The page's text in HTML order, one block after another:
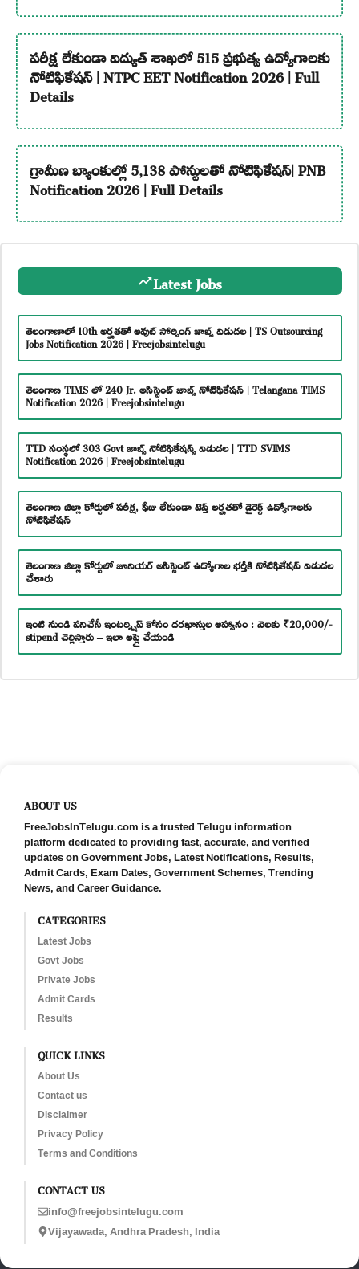
పరీక్ష లేకుండా విద్యుత్ శాఖలో 515 ప్రభుత్వ ఉద్యోగాలకు
నోటిఫికేషన్ | NTPC EET Notification 2026 | Full
Details
గ్రామీణ బ్యాంకుల్లో 5,138 పోస్టులతో నోటిఫికేషన్| PNB
Notification 2026 | Full Details
Latest Jobs
తెలంగాణాలో 10th అర్హతతో అవుట్ సోర్సింగ్ జాబ్స్ విడుదల | TS Outsourcing
Jobs Notification 2026 | Freejobsintelugu
తెలంగాణ TIMS లో 240 Jr. అసిస్టెంట్ జాబ్స్ నోటిఫికేషన్ | Telangana TIMS
Notification 2026 | Freejobsintelugu
TTD సంస్థలో 303 Govt జాబ్స్ నోటిఫికేషన్స్ విడుదల | TTD SVIMS
Notification 2026 | Freejobsintelugu
తెలంగాణ జిల్లా కోర్టులో పరీక్ష, ఫీజు లేకుండా టెన్త్ అర్హతతో డైరెక్ట్ ఉద్యోగాలకు
నోటిఫికేషన్
తెలంగాణ జిల్లా కోర్టులో జూనియర్ అసిస్టెంట్ ఉద్యోగాల భర్తీకి నోటిఫికేషన్ విడుదల
చేశారు
ఇంటి నుండి పనిచేసే ఇంటర్న్షిప్ కోసం దరఖాస్తుల ఆహ్వానం : నెలకు ₹20,000/-
stipend చెల్లిస్తారు – ఇలా అప్లై చేయండి
ABOUT US
FreeJobsInTelugu.com is a trusted Telugu information
platform dedicated to providing fast, accurate, and verified
updates on Government Jobs, Latest Notifications, Results,
Admit Cards, Exam Dates, Government Schemes, Trending
News, and Career Guidance.
CATEGORIES
Latest Jobs
Govt Jobs
Private Jobs
Admit Cards
Results
QUICK LINKS
About Us
Contact us
Disclaimer
Privacy Policy
Terms and Conditions
CONTACT US
info@freejobsintelugu.com
Vijayawada, Andhra Pradesh, India